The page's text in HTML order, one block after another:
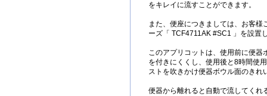
をキレイに流すことができます。
また、便座につきましては、お客様
ーズ「 TCF4711AK #SC1 」を設置
このアプリコットは、使用前に便器
を付きにくくし、使用後と8時間使
ストを吹きかけ便器ボウル面のきれ
便器から離れると自動で流してくれ